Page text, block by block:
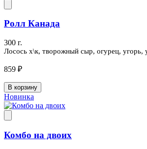
Ролл Канада
300 г.
Лосось х\к, творожный сыр, огурец, угорь,
859 ₽
В корзину
Новинка
Комбо на двоих